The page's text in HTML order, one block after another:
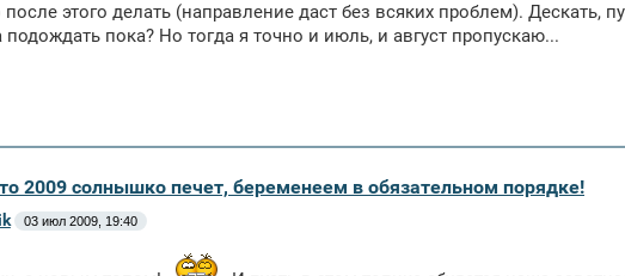
после этого делать (направление даст без всяких проблем). Дескать,
подождать пока? Но тогда я точно и июль, и август пропускаю...
2009 солнышко печет, беременеем в обязательном порядке!
03 июл 2009, 19:40